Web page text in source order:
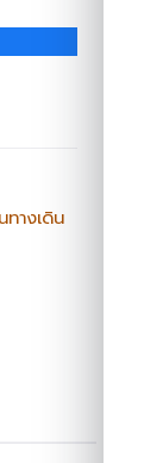
ทางเดิน